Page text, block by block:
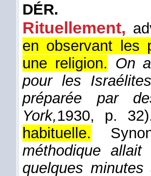
DÉR.
Rituellement,
en observant les
une religion. On
pour les
préparée par
York,1930, p.
habituelle.
méthodique
quelques